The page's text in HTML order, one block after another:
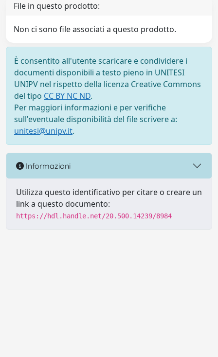
File in questo prodotto:
Non ci sono file associati a questo prodotto.
È consentito all'utente scaricare e condividere i
documenti disponibili a testo pieno in UNITESI
UNIPV nel rispetto della licenza Creative Commons
del tipo CC BY NC ND.
Per maggiori informazioni e per verifiche
sull'eventuale disponibilità del file scrivere a:
unitesi@unipv.it.
Informazioni
Utilizza questo identificativo per citare o creare un
link a questo documento:
https://hdl.handle.net/20.500.14239/8984